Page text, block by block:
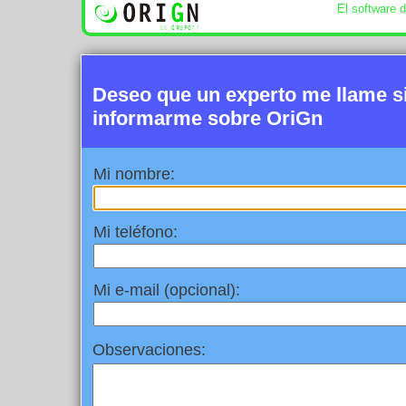
El software
Deseo que un experto me llame
informarme sobre OriGn
Mi nombre:
Mi teléfono:
Mi e-mail (opcional):
Observaciones: